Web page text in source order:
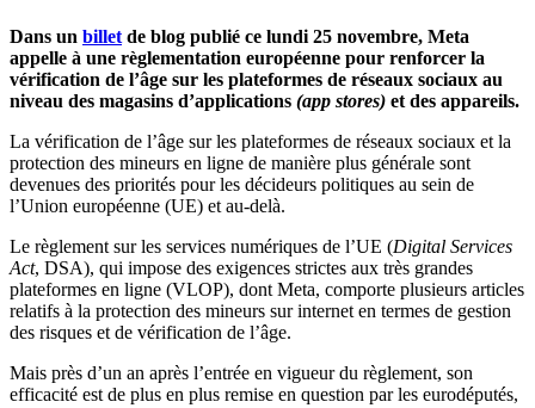
Dans un billet de blog publié ce lundi 25 novembre, Meta
appelle à une règlementation européenne pour renforcer la
vérification de l’âge sur les plateformes de réseaux sociaux au
niveau des magasins d’applications (app stores) et des appareils.
La vérification de l’âge sur les plateformes de réseaux sociaux et la
protection des mineurs en ligne de manière plus générale sont
devenues des priorités pour les décideurs politiques au sein de
l’Union européenne (UE) et au-delà.
Le règlement sur les services numériques de l’UE (Digital Services
Act, DSA), qui impose des exigences strictes aux très grandes
plateformes en ligne (VLOP), dont Meta, comporte plusieurs articles
relatifs à la protection des mineurs sur internet en termes de gestion
des risques et de vérification de l’âge.
Mais près d’un an après l’entrée en vigueur du règlement, son
efficacité est de plus en plus remise en question par les eurodéputés,